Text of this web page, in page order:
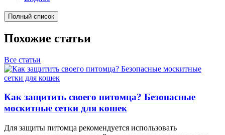
Полный список
Похожие статьи
Все статьи
Как защитить своего питомца? Безопасные
москитные сетки для кошек
Для защиты питомца рекомендуется использовать